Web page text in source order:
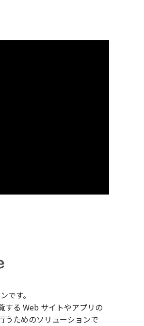
です。
する Web サイトやアプリの
うためのソリューションで